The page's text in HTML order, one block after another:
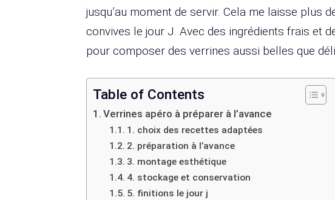
jusqu’au moment de servir. Cela me laisse plus
convives le jour J. Avec des ingrédients frais et
pour composer des verrines aussi belles que
Table of Contents
Verrines apéro à préparer à l’avance
1. choix des recettes adaptées
2. préparation à l’avance
3. montage esthétique
4. stockage et conservation
5. finitions le jour j